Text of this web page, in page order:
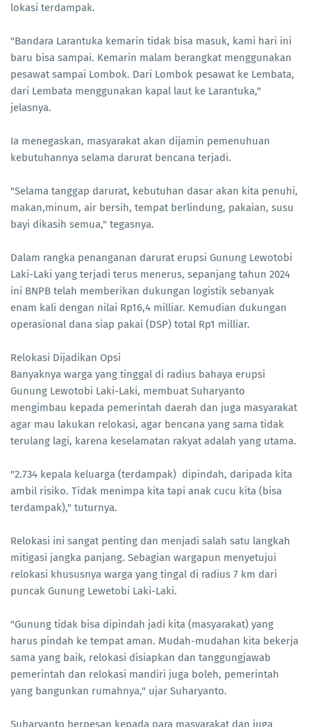
lokasi terdampak.
"Bandara Larantuka kemarin tidak bisa masuk, kami hari ini
baru bisa sampai. Kemarin malam berangkat menggunakan
pesawat sampai Lombok. Dari Lombok pesawat ke Lembata,
dari Lembata menggunakan kapal laut ke Larantuka,"
jelasnya.
Ia menegaskan, masyarakat akan dijamin pemenuhuan
kebutuhannya selama darurat bencana terjadi.
"Selama tanggap darurat, kebutuhan dasar akan kita penuhi,
makan,minum, air bersih, tempat berlindung, pakaian, susu
bayi dikasih semua," tegasnya.
Dalam rangka penanganan darurat erupsi Gunung Lewotobi
Laki-Laki yang terjadi terus menerus, sepanjang tahun 2024
ini BNPB telah memberikan dukungan logistik sebanyak
enam kali dengan nilai Rp16,4 milliar. Kemudian dukungan
operasional dana siap pakai (DSP) total Rp1 milliar.
Relokasi Dijadikan Opsi
Banyaknya warga yang tinggal di radius bahaya erupsi
Gunung Lewotobi Laki-Laki, membuat Suharyanto
mengimbau kepada pemerintah daerah dan juga masyarakat
agar mau lakukan relokasi, agar bencana yang sama tidak
terulang lagi, karena keselamatan rakyat adalah yang utama.
"2.734 kepala keluarga (terdampak) dipindah, daripada kita
ambil risiko. Tidak menimpa kita tapi anak cucu kita (bisa
terdampak)," tuturnya.
Relokasi ini sangat penting dan menjadi salah satu langkah
mitigasi jangka panjang. Sebagian wargapun menyetujui
relokasi khususnya warga yang tingal di radius 7 km dari
puncak Gunung Lewetobi Laki-Laki.
"Gunung tidak bisa dipindah jadi kita (masyarakat) yang
harus pindah ke tempat aman. Mudah-mudahan kita bekerja
sama yang baik, relokasi disiapkan dan tanggungjawab
pemerintah dan relokasi mandiri juga boleh, pemerintah
yang bangunkan rumahnya," ujar Suharyanto.
Suharyanto berpesan kepada para masyarakat dan juga